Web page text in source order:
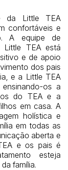
da Little TEA
confortáveis e
A equipe de
Little TEA está
e de apoio
dos pais
e a Little TEA
os a
do TEA e a
em casa. A
holística e
em todas as
aberta e
e os pais é
esteja
família.